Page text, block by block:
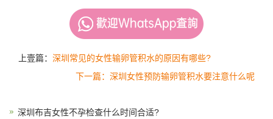
上壹篇： 深圳常见的女性输卵管积水的原因有哪些?
下一篇：深圳女性预防输卵管积水要注意什么呢
深圳布吉女性不孕检查什么时间合适?